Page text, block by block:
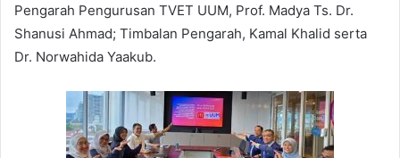
Pengarah Pengurusan TVET UUM, Prof. Madya Ts. Dr.
Shanusi Ahmad; Timbalan Pengarah, Kamal Khalid serta
Dr. Norwahida Yaakub.